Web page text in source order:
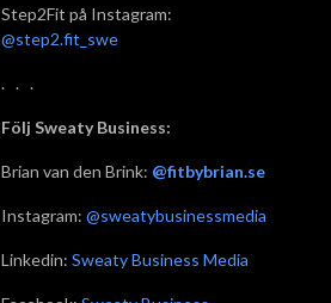
Step2Fit på Instagram:
@step2.fit_swe
. . .
Följ Sweaty Business:
Brian van den Brink: @fitbybrian.se
Instagram: @sweatybusinessmedia
Linkedin: Sweaty Business Media